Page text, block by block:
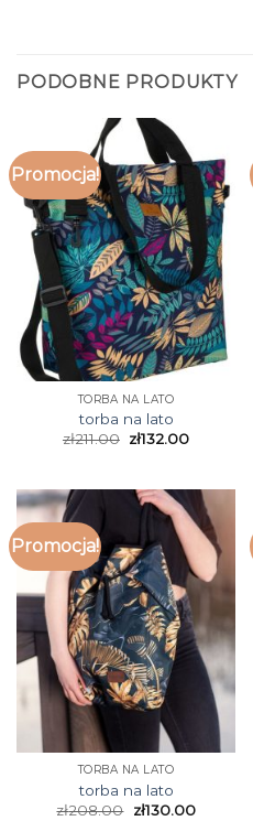
PODOBNE PRODUKTY
Promocja!
TORBA NA LATO
torba na lato
zł211.00 zł132.00
Promocja!
TORBA NA LATO
torba na lato
zł208.00 zł130.00